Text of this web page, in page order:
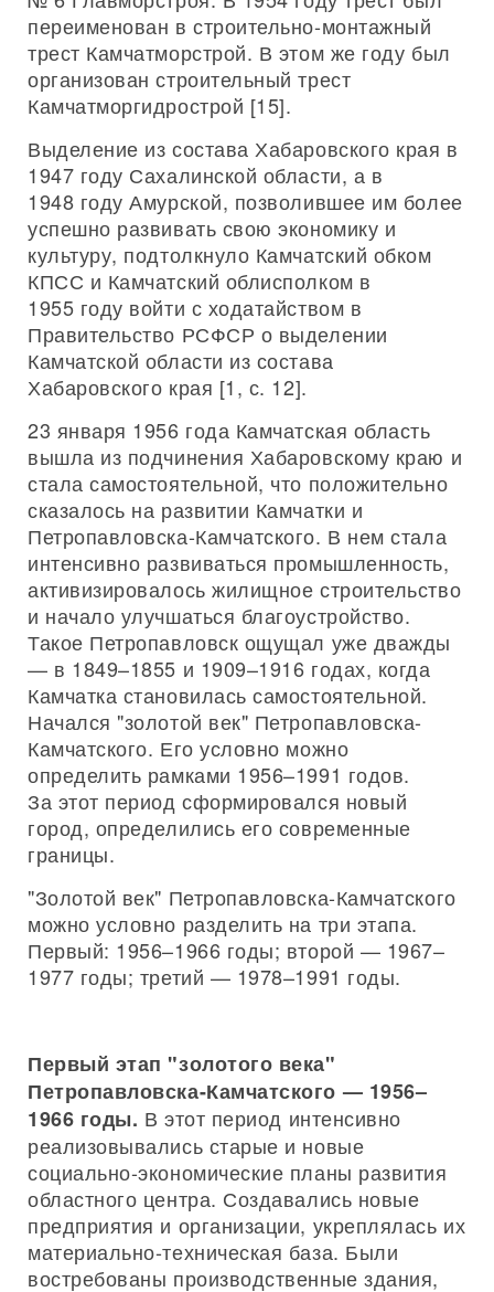
переименован в строительно-монтажный
трест Камчатморстрой. В этом же году был
организован строительный трест
Камчатморгидрострой [15].
Выделение из состава Хабаровского края в
1947 году Сахалинской области, а в
1948 году Амурской, позволившее им более
успешно развивать свою экономику и
культуру, подтолкнуло Камчатский обком
КПСС и Камчатский облисполком в
1955 году войти с ходатайством в
Правительство РСФСР о выделении
Камчатской области из состава
Хабаровского края [1, с. 12].
23 января 1956 года Камчатская область
вышла из подчинения Хабаровскому краю и
стала самостоятельной, что положительно
сказалось на развитии Камчатки и
Петропавловска-Камчатского. В нем стала
интенсивно развиваться промышленность,
активизировалось жилищное строительство
и начало улучшаться благоустройство.
Такое Петропавловск ощущал уже дважды
— в 1849–1855 и 1909–1916 годах, когда
Камчатка становилась самостоятельной.
Начался "золотой век" Петропавловска-
Камчатского. Его условно можно
определить рамками 1956–1991 годов.
За этот период сформировался новый
город, определились его современные
границы.
"Золотой век" Петропавловска-Камчатского
можно условно разделить на три этапа.
Первый: 1956–1966 годы; второй — 1967–
1977 годы; третий — 1978–1991 годы.
Первый этап "золотого века"
Петропавловска-Камчатского — 1956–
1966 годы. В этот период интенсивно
реализовывались старые и новые
социально-экономические планы развития
областного центра. Создавались новые
предприятия и организации, укреплялась их
материально-техническая база. Были
востребованы производственные здания,